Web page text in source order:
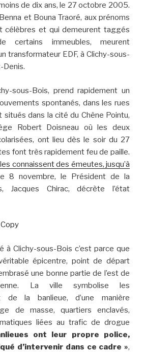
de dix ans, le 27 octobre 2005.
et Bouna Traoré, aux prénoms
célèbres et qui demeurent taggés
immeubles, meurent
transformateur EDF, à Clichy-sous-
Denis.
sous-Bois, prend rapidement un
spontanés, dans les rues
situés dans la cité du Chêne Pointu,
Robert Doisneau où les deux
ont lieu dès le soir du 27
font très rapidement feu de paille.
connaissent des émeutes, jusqu’à
8 novembre, le Président de la
Jacques Chirac, décrète l’état
à Clichy-sous-Bois c’est parce que
épicentre, point de départ
une bonne partie de l’est de
La ville symbolise les
de la banlieue, d’une manière
de masse, quartiers enclavés,
liées au trafic de drogue
ont leur propre police,
d’intervenir dans ce cadre »,